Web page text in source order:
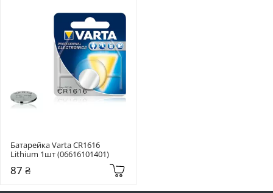
Батарейка Varta CR1616
Lithium 1шт (06616101401)
87 ₴